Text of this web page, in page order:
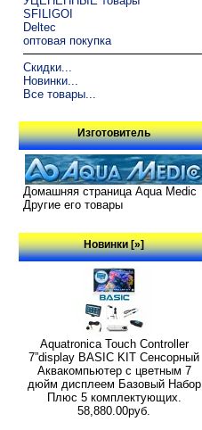
SFILIGOI
Deltec
оптовая покупка
Скидки...
Новинки...
Все товары...
Изготовитель
Домашняя страница Aqua Medic
Другие его товары
Новинки [»]
Aquatronica Touch Controller
7”display BASIC KIT Сенсорный
Аквакомпьютер с цветным 7
дюйм дисплеем Базовый Набор
Плюс 5 комплектующих.
58,880.00руб.